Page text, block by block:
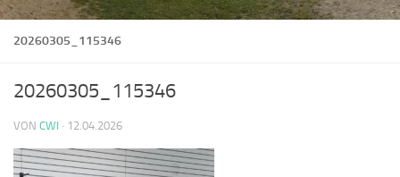
20260305_115346
20260305_115346
VON CWI · 12.04.2026